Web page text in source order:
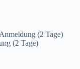
(2 Tage)
(2 Tage)